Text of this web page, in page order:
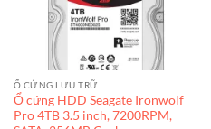
Ổ CỨNG LƯU TRỮ
Ổ cứng HDD Seagate Ironwolf
Pro 4TB 3.5 inch, 7200RPM,